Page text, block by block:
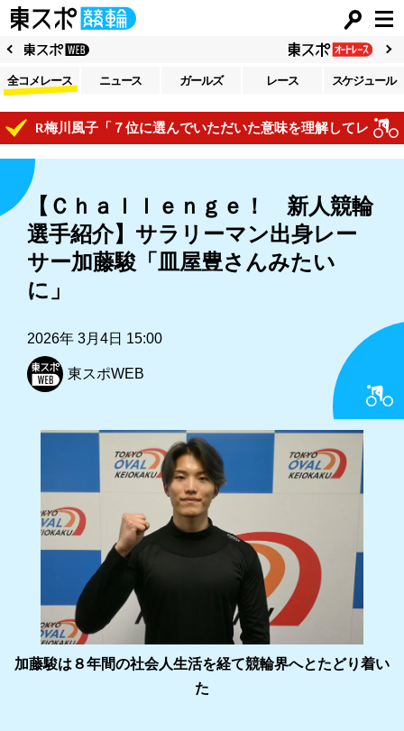
全コメレース ニュース ガールズ レース スケジュール
川風子「７位に選んでいただいた意味を理解してレースで自己
【Ｃｈａｌｌｅｎｇｅ！ 新人競輪
選手紹介】サラリーマン出身レー
サー加藤駿「皿屋豊さんみたい
に」
2026年 3月4日 15:00
東スポWEB
加藤駿は８年間の社会人生活を経て競輪界へとたどり着い
た